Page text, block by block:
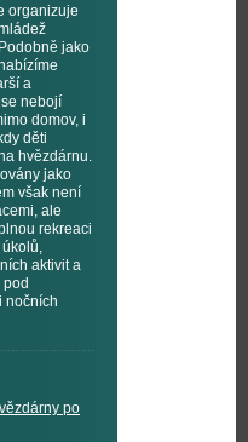
organizuje
jako
a
nebojí
domov, i
děti
hvězdárnu.
jako
však není
ale
rekreaci
aktivit a
pod
nočních
po